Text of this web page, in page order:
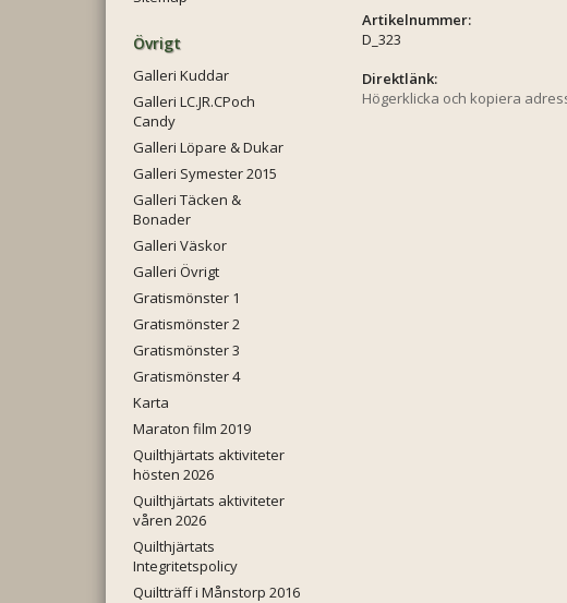
Övrigt
Galleri Kuddar
Galleri LC.JR.CPoch
Candy
Galleri Löpare & Dukar
Galleri Symester 2015
Galleri Täcken &
Bonader
Galleri Väskor
Galleri Övrigt
Gratismönster 1
Gratismönster 2
Gratismönster 3
Gratismönster 4
Karta
Maraton film 2019
Quilthjärtats aktiviteter
hösten 2026
Quilthjärtats aktiviteter
våren 2026
Quilthjärtats
Integritetspolicy
Quiltträff i Månstorp 2016
Artikelnummer:
D_323
Direktlänk:
Högerklicka och kopiera